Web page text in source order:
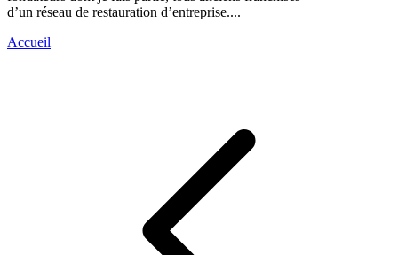
d’un réseau de restauration d’entreprise....
Accueil